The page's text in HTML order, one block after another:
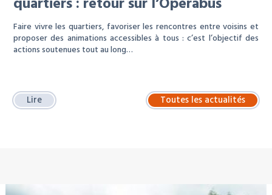
Faire vivre les quartiers, favoriser les rencontres entre voisins et
proposer des animations accessibles à tous : c’est l’objectif des
actions soutenues tout au long…
Lire Toutes les actualités